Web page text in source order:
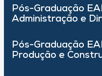
Pós-Graduação
Administração e
Pós-Graduação
Produção e